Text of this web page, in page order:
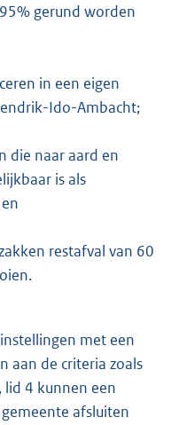
gerund worden
in een eigen
Ido-Ambacht;
die naar aard en
is als
restafval van 60
met een
aan de criteria zoals
4 kunnen een
afsluiten